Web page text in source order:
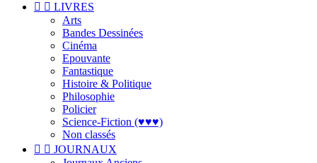
  LIVRES
Arts
Bandes Dessinées
Cinéma
Epouvante
Fantastique
Histoire & Politique
Philosophie
Policier
Science-Fiction (♥♥♥)
Non classés
  JOURNAUX